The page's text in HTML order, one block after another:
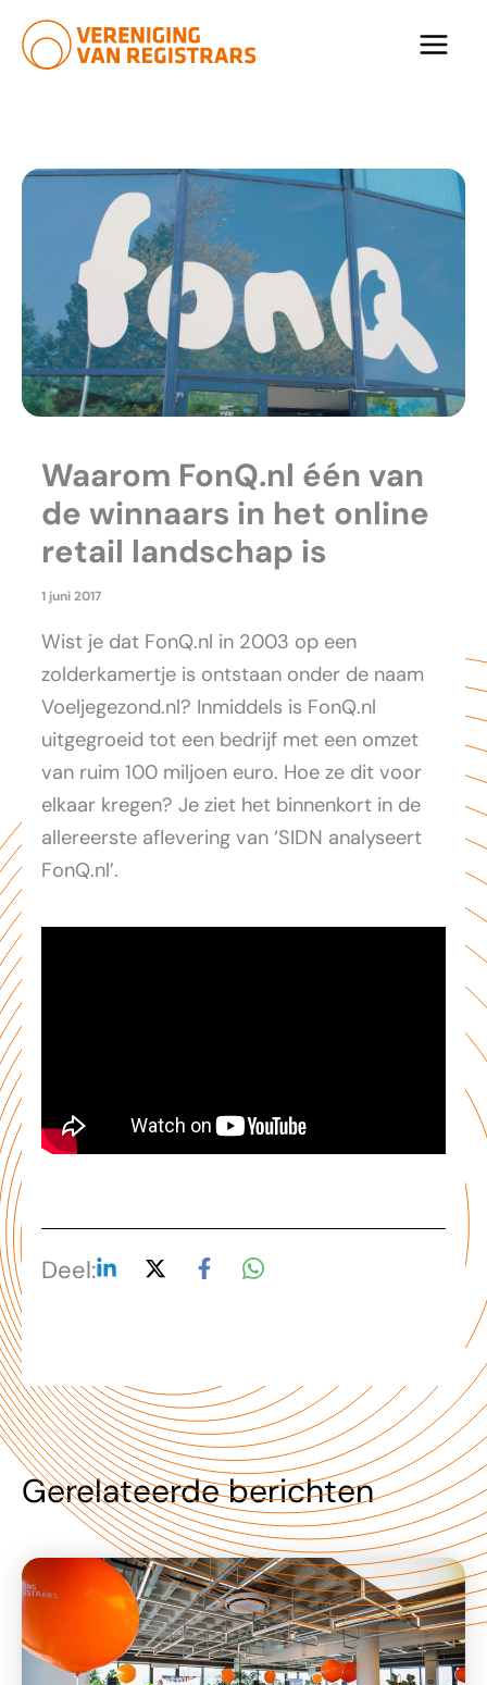
naar
Waarom FonQ.nl één van
de winnaars in het online
retail landschap is
1 juni 2017
Wist je dat FonQ.nl in 2003 op een
zolderkamertje is ontstaan onder de naam
Voeljegezond.nl? Inmiddels is FonQ.nl
uitgegroeid tot een bedrijf met een omzet
van ruim 100 miljoen euro. Hoe ze dit voor
elkaar kregen? Je ziet het binnenkort in de
allereerste aflevering van ‘SIDN analyseert
FonQ.nl’.
Deel:
Gerelateerde berichten